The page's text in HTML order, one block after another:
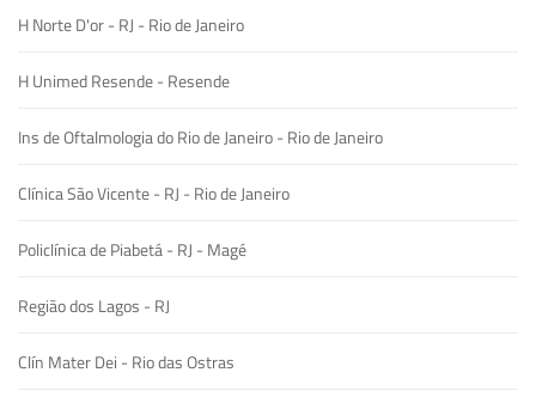
H Norte D'or - RJ - Rio de Janeiro
H Unimed Resende - Resende
Ins de Oftalmologia do Rio de Janeiro - Rio de Janeiro
Clínica São Vicente - RJ - Rio de Janeiro
Policlínica de Piabetá - RJ - Magé
Região dos Lagos - RJ
Clín Mater Dei - Rio das Ostras